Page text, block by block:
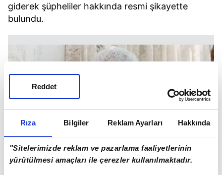
Rıza Bilgiler Reklam Ayarları Hakkında
"Sitelerimizde reklam ve pazarlama faaliyetlerinin
yürütülmesi amaçları ile çerezler kullanılmaktadır.
Reddet
giderek şüpheliler hakkında resmi şikayette
bulundu.